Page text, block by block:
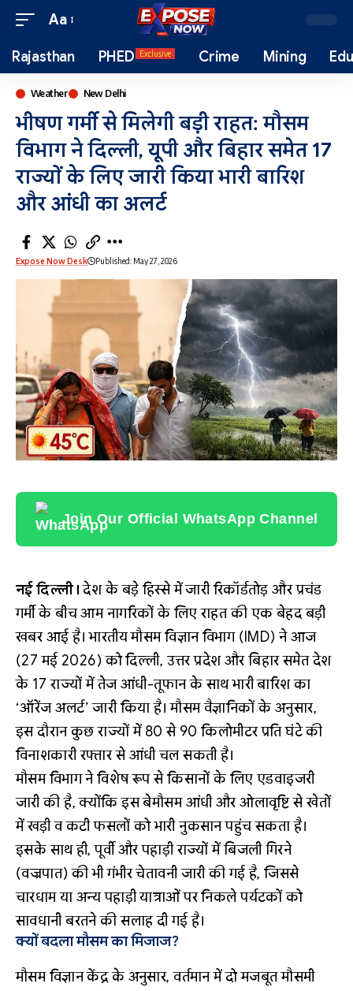
Aa
Rajasthan PHED Exclusive Crime Mining
Weather New Delhi
भीषण गर्मी से मिलेगी बड़ी राहत: मौसम
विभाग ने दिल्ली, यूपी और बिहार समेत 17
राज्यों के लिए जारी किया भारी बारिश
और आंधी का अलर्ट
Expose Now Desk Published: May 27, 2026
Join Our Official WhatsApp Channel
नई दिल्ली।देश के बड़े हिस्से में जारी रिकॉर्डतोड़ और प्रचंड
गर्मी के बीच आम नागरिकों के लिए राहत की एक बेहद बड़ी
खबर आई है। भारतीय मौसम विज्ञान विभाग (IMD) ने आज
(27 मई 2026) को दिल्ली, उत्तर प्रदेश और बिहार समेत देश
के 17 राज्यों में तेज आंधी-तूफान के साथ भारी बारिश का
‘ऑरेंज अलर्ट’ जारी किया है। मौसम वैज्ञानिकों के अनुसार,
इस दौरान कुछ राज्यों में 80 से 90 किलोमीटर प्रति घंटे की
विनाशकारी रफ्तार से आंधी चल सकती है।
मौसम विभाग ने विशेष रूप से किसानों के लिए एडवाइजरी
जारी की है, क्योंकि इस बेमौसम आंधी और ओलावृष्टि से खेतों
में खड़ी व कटी फसलों को भारी नुकसान पहुंच सकता है।
इसके साथ ही, पूर्वी और पहाड़ी राज्यों में बिजली गिरने
(वज्रपात) की भी गंभीर चेतावनी जारी की गई है, जिससे
चारधाम या अन्य पहाड़ी यात्राओं पर निकले पर्यटकों को
सावधानी बरतने की सलाह दी गई है।
क्यों बदला मौसम का मिजाज?
मौसम विज्ञान केंद्र के अनुसार, वर्तमान में दो मजबूत मौसमी